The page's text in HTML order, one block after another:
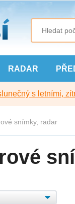
RADAR
s letními,
snímky, radar